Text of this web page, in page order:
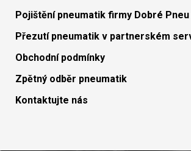
Pojištění pneumatik firmy Dobré Pneu
Přezutí pneumatik v partnerském
Obchodní podmínky
Zpětný odběr pneumatik
Kontaktujte nás